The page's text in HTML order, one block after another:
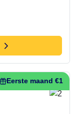
Eerste maand €1